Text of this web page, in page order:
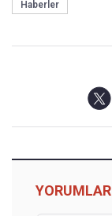
Haberler
YORUMLAR